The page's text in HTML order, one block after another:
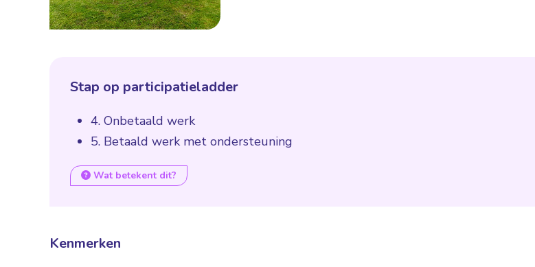
Stap op participatieladder
4. Onbetaald werk
5. Betaald werk met ondersteuning
Wat betekent dit?
Kenmerken